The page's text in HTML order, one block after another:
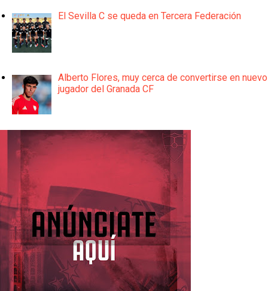
El Sevilla C se queda en Tercera Federación
Alberto Flores, muy cerca de convertirse en nuevo
jugador del Granada CF